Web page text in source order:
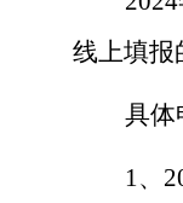
线上填报
具体
1、